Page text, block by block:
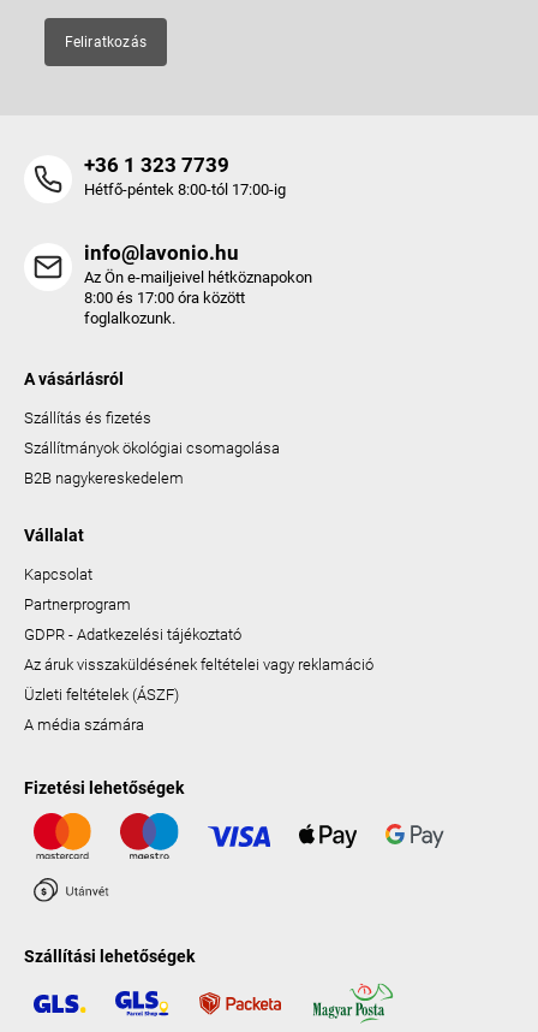
Feliratkozás
+36 1 323 7739
Hétfő-péntek 8:00-tól 17:00-ig
info@lavonio.hu
Az Ön e-mailjeivel hétköznapokon
8:00 és 17:00 óra között
foglalkozunk.
A vásárlásról
Szállítás és fizetés
Szállítmányok ökológiai csomagolása
B2B nagykereskedelem
Vállalat
Kapcsolat
Partnerprogram
GDPR - Adatkezelési tájékoztató
Az áruk visszaküldésének feltételei vagy reklamáció
Üzleti feltételek (ÁSZF)
A média számára
Fizetési lehetőségek
Szállítási lehetőségek